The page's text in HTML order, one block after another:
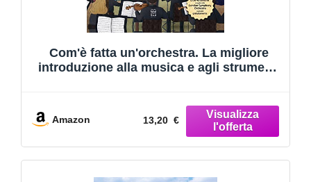
Com'è fatta un'orchestra. La migliore
introduzione alla musica e agli strumenti
Amazon 13,20 €